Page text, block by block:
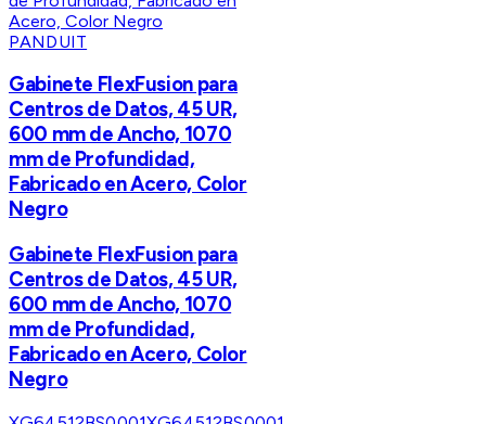
PANDUIT
Gabinete FlexFusion para
Centros de Datos, 45 UR,
600 mm de Ancho, 1070
mm de Profundidad,
Fabricado en Acero, Color
Negro
Gabinete FlexFusion para
Centros de Datos, 45 UR,
600 mm de Ancho, 1070
mm de Profundidad,
Fabricado en Acero, Color
Negro